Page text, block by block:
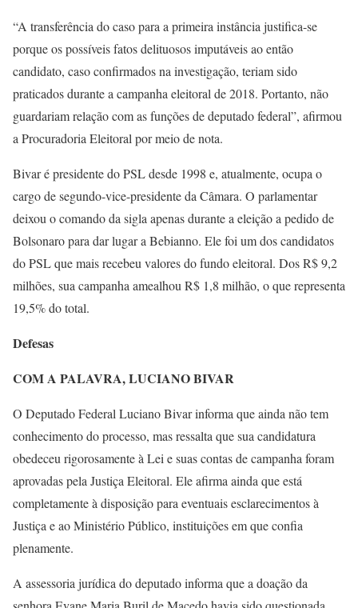
“A transferência do caso para a primeira instância justifica-se
porque os possíveis fatos delituosos imputáveis ao então
candidato, caso confirmados na investigação, teriam sido
praticados durante a campanha eleitoral de 2018. Portanto, não
guardariam relação com as funções de deputado federal”, afirmou
a Procuradoria Eleitoral por meio de nota.
Bivar é presidente do PSL desde 1998 e, atualmente, ocupa o
cargo de segundo-vice-presidente da Câmara. O parlamentar
deixou o comando da sigla apenas durante a eleição a pedido de
Bolsonaro para dar lugar a Bebianno. Ele foi um dos candidatos
do PSL que mais recebeu valores do fundo eleitoral. Dos R$ 9,2
milhões, sua campanha amealhou R$ 1,8 milhão, o que representa
19,5% do total.
Defesas
COM A PALAVRA, LUCIANO BIVAR
O Deputado Federal Luciano Bivar informa que ainda não tem
conhecimento do processo, mas ressalta que sua candidatura
obedeceu rigorosamente à Lei e suas contas de campanha foram
aprovadas pela Justiça Eleitoral. Ele afirma ainda que está
completamente à disposição para eventuais esclarecimentos à
Justiça e ao Ministério Público, instituições em que confia
plenamente.
A assessoria jurídica do deputado informa que a doação da